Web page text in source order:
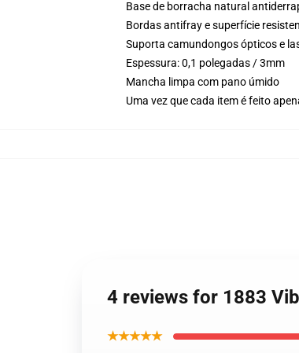
Base de borracha natural
Bordas antifray e superfície
Suporta camundongos ópticos e
Espessura: 0,1 polegadas / 3mm
Mancha limpa com pano úmido
Uma vez que cada item é feito
4 reviews for 1883
★★★★★